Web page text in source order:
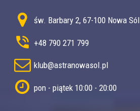
św. Barbary 2, 67-100 Nowa Sól
+48 790 271 799
klub@astranowasol.pl
pon - piątek 10:00 - 20:00